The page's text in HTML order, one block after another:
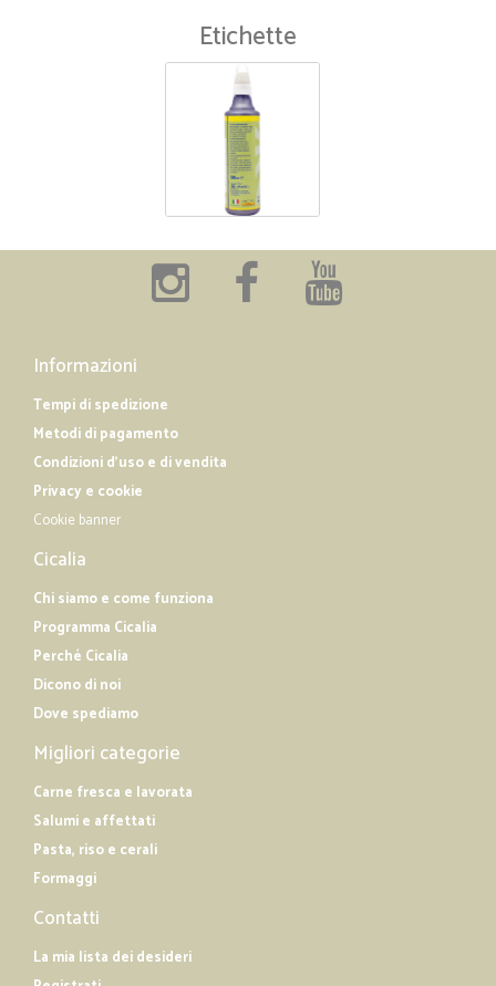
Etichette
Informazioni
Tempi di spedizione
Metodi di pagamento
Condizioni d'uso e di vendita
Privacy e cookie
Cookie banner
Cicalia
Chi siamo e come funziona
Programma Cicalia
Perché Cicalia
Dicono di noi
Dove spediamo
Migliori categorie
Carne fresca e lavorata
Salumi e affettati
Pasta, riso e cerali
Formaggi
Contatti
La mia lista dei desideri